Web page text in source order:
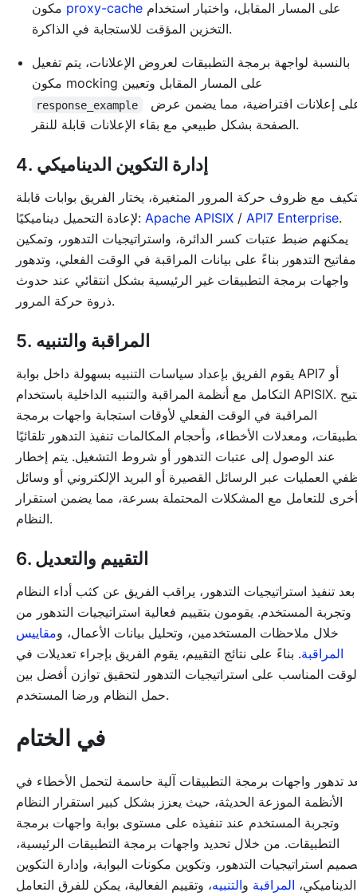
proxy-cache
التخزين المؤقت للاستجابة في الذاكرة.
بالنسبة لواجهة برمجة التطبيقات لعروض الإعلانات، يتم تفعيل
مكون mocking على المسار المقابل وتعيين
response_example
الصفحة بشكل طبيعي مع بقاء الإعلانات قابلة للنقر.
4. إدارة التكوين الديناميكي
مع ظروف حركة المرور المتغيرة، يختار الفريق بوابات قابلة
لإعادة التحميل ديناميكيًا: Apache APISIX / API7 Enterprise.
يمكنهم ضبط عتبات كسر الدائرة، واستراتيجيات التدهور، وتمكين
مفاتيح التدهور بناءً على بيانات المراقبة في الوقت الفعلي، وتدهور
واجهات برمجة التطبيقات غير الرئيسية بشكل انتقائي عند حدوث
ذروة حركة المرور.
5. المراقبة والتنبيه
يقوم الفريق بإعداد سياسات التنبيه بسهولة داخل بوابة API7 أو
التكامل مع أنظمة المراقبة والتنبيه الداخلية باستخدام APISIX. تتيح
المراقبة في الوقت الفعلي لأوقات استجابة واجهات برمجة
ومعدلات الأخطاء، وأحجام المكالمات تنفيذ التدهور تلقائيًا
عند الوصول إلى عتبات التدهور أو شروط التشغيل. يتم إخطار
العمليات عبر الرسائل القصيرة أو البريد الإلكتروني أو وسائل
أخرى للتعامل مع المشكلات المحتملة بسرعة، مما يضمن استقرار
النظام.
6. التقييم والتعديل
بعد تنفيذ استراتيجيات التدهور، يراقب الفريق عن كثب أداء النظام
وتجربة المستخدم. يقومون بتقييم فعالية استراتيجيات التدهور من
خلال ملاحظات المستخدمين، وتحليل بيانات الأعمال، ومقاييس
المراقبة. بناءً على نتائج التقييم، يقوم الفريق بإجراء تعديلات في
المناسب على استراتيجيات التدهور لتحقيق توازن أفضل بين
حمل النظام ورضا المستخدم.
في الختام
تدهور واجهات برمجة التطبيقات آلية حاسمة لتحمل الأخطاء في
الأنظمة الموزعة الحديثة، حيث يعزز بشكل كبير استقرار النظام
وتجربة المستخدم عند تنفيذه على مستوى بوابة واجهات برمجة
التطبيقات. من خلال تحديد واجهات برمجة التطبيقات الرئيسية،
استراتيجيات التدهور، وتكوين مكونات البوابة، وإدارة التكوين
الديناميكي، المراقبة والتنبيه، وتقييم الفعالية، يمكن للفرق التعامل